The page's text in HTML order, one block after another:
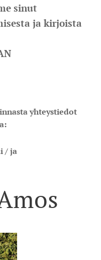
sinut
ja kirjoista
yhteystiedot
/ ja